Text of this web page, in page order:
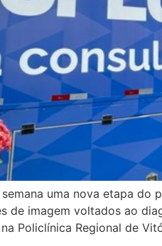
uma nova etapa do
de imagem voltados ao
Policlínica Regional de